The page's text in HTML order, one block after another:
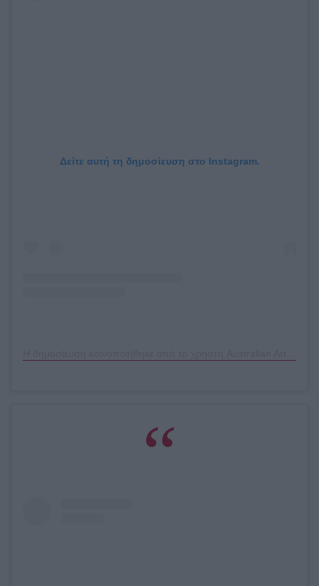
Δείτε αυτή τη δημοσίευση στο Instagram.